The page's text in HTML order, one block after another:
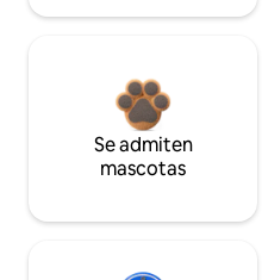
Se admiten
mascotas